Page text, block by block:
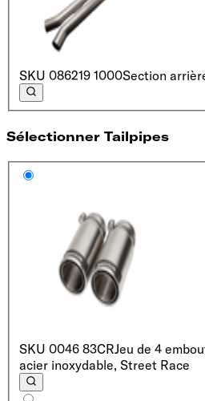
SKU 086219 1000Section
Sélectionner Tailpipes
SKU 0046 83CRJeu de 4
acier inoxydable, Street Race